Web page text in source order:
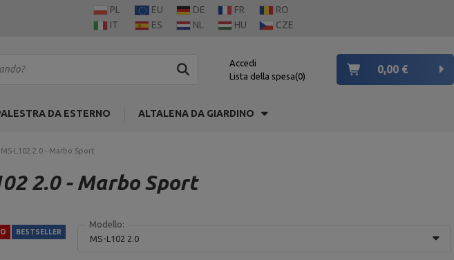
PL EU DE FR
RO
IT
ES NL HU CZE
Accedi
Lista della spesa 0
0,00 €
DA ESTERNO ALTALENA DA GIARDINO
L102 2.0 - Marbo Sport
2.0 - Marbo Sport
BESTSELLER
Modello:
MS-L102 2.0